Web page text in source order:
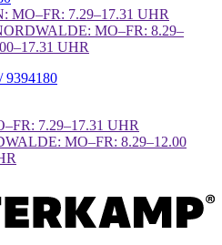
MO–FR: 7.29–17.31 UHR
MO–FR: 8.29–
UHR
9394180
7.29–17.31 UHR
MO–FR: 8.29–12.00